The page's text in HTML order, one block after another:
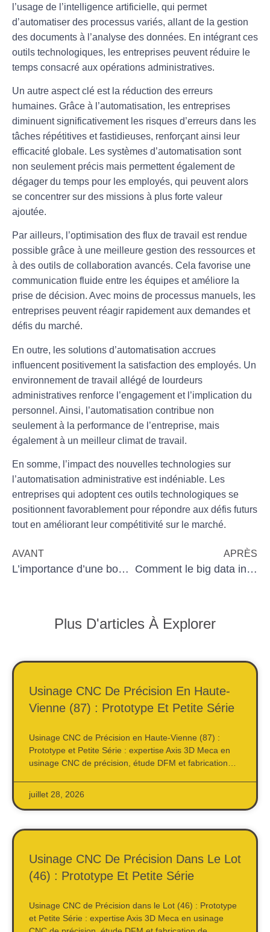
l’usage de l’intelligence artificielle, qui permet
d’automatiser des processus variés, allant de la gestion
des documents à l’analyse des données. En intégrant ces
outils technologiques, les entreprises peuvent réduire le
temps consacré aux opérations administratives.
Un autre aspect clé est la réduction des erreurs
humaines. Grâce à l’automatisation, les entreprises
diminuent significativement les risques d’erreurs dans les
tâches répétitives et fastidieuses, renforçant ainsi leur
efficacité globale. Les systèmes d’automatisation sont
non seulement précis mais permettent également de
dégager du temps pour les employés, qui peuvent alors
se concentrer sur des missions à plus forte valeur
ajoutée.
Par ailleurs, l’optimisation des flux de travail est rendue
possible grâce à une meilleure gestion des ressources et
à des outils de collaboration avancés. Cela favorise une
communication fluide entre les équipes et améliore la
prise de décision. Avec moins de processus manuels, les
entreprises peuvent réagir rapidement aux demandes et
défis du marché.
En outre, les solutions d’automatisation accrues
influencent positivement la satisfaction des employés. Un
environnement de travail allégé de lourdeurs
administratives renforce l’engagement et l’implication du
personnel. Ainsi, l’automatisation contribue non
seulement à la performance de l’entreprise, mais
également à un meilleur climat de travail.
En somme, l’impact des nouvelles technologies sur
l’automatisation administrative est indéniable. Les
entreprises qui adoptent ces outils technologiques se
positionnent favorablement pour répondre aux défis futurs
tout en améliorant leur compétitivité sur le marché.
AVANT
L’importance d’une bonne stratégie d’automatisation pour les TPE
APRÈS
Comment le big data influence les processus d’usinage
Plus D'articles À Explorer
Usinage CNC De Précision En Haute-
Vienne (87) : Prototype Et Petite Série
Usinage CNC de Précision en Haute-Vienne (87) :
Prototype et Petite Série : expertise Axis 3D Meca en
usinage CNC de précision, étude DFM et fabrication…
juillet 28, 2026
Usinage CNC De Précision Dans Le Lot
(46) : Prototype Et Petite Série
Usinage CNC de Précision dans le Lot (46) : Prototype
et Petite Série : expertise Axis 3D Meca en usinage